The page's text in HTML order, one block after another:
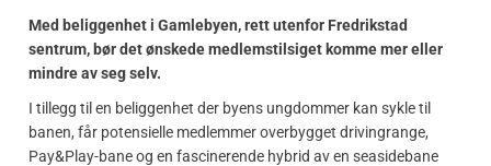
Med beliggenhet i Gamlebyen, rett utenfor Fredrikstad
sentrum, bør det ønskede medlemstilsiget komme mer eller
mindre av seg selv.
I tillegg til en beliggenhet der byens ungdommer kan sykle til
banen, får potensielle medlemmer overbygget drivingrange,
Pay&Play-bane og en fascinerende hybrid av en seasidebane